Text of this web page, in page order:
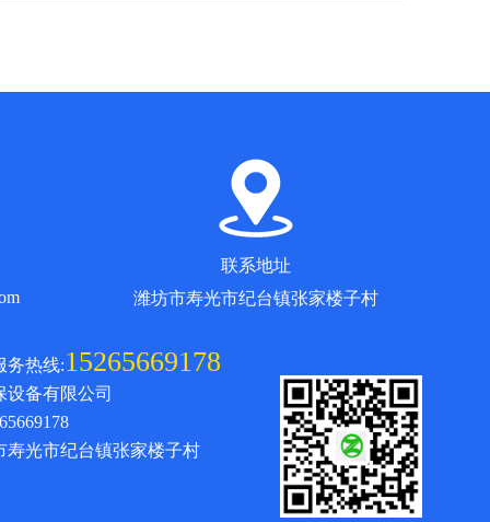
联系地址
潍坊市寿光市纪台镇张家楼子村
务热线:15265669178
设备有限公司
寿光市纪台镇张家楼子村